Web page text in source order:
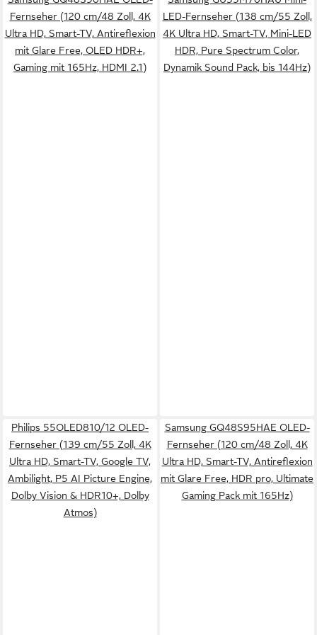
Fernseher (120 cm/48 Zoll, 4K
Ultra HD, Smart-TV, Antireflexion
mit Glare Free, OLED HDR+,
Gaming mit 165Hz, HDMI 2.1)
LED-Fernseher (138 cm/55 Zoll,
4K Ultra HD, Smart-TV, Mini-LED
HDR, Pure Spectrum Color,
Dynamik Sound Pack, bis 144Hz)
Philips 55OLED810/12 OLED-
Fernseher (139 cm/55 Zoll, 4K
Ultra HD, Smart-TV, Google TV,
Ambilight, P5 AI Picture Engine,
Dolby Vision & HDR10+, Dolby
Atmos)
Samsung GQ48S95HAE OLED-
Fernseher (120 cm/48 Zoll, 4K
Ultra HD, Smart-TV, Antireflexion
mit Glare Free, HDR pro, Ultimate
Gaming Pack mit 165Hz)